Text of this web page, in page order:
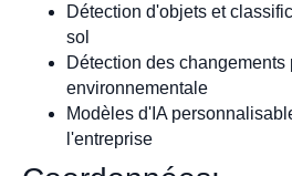
Détection d'objets et
sol
Détection des
environnementale
Modèles d'IA
l'entreprise